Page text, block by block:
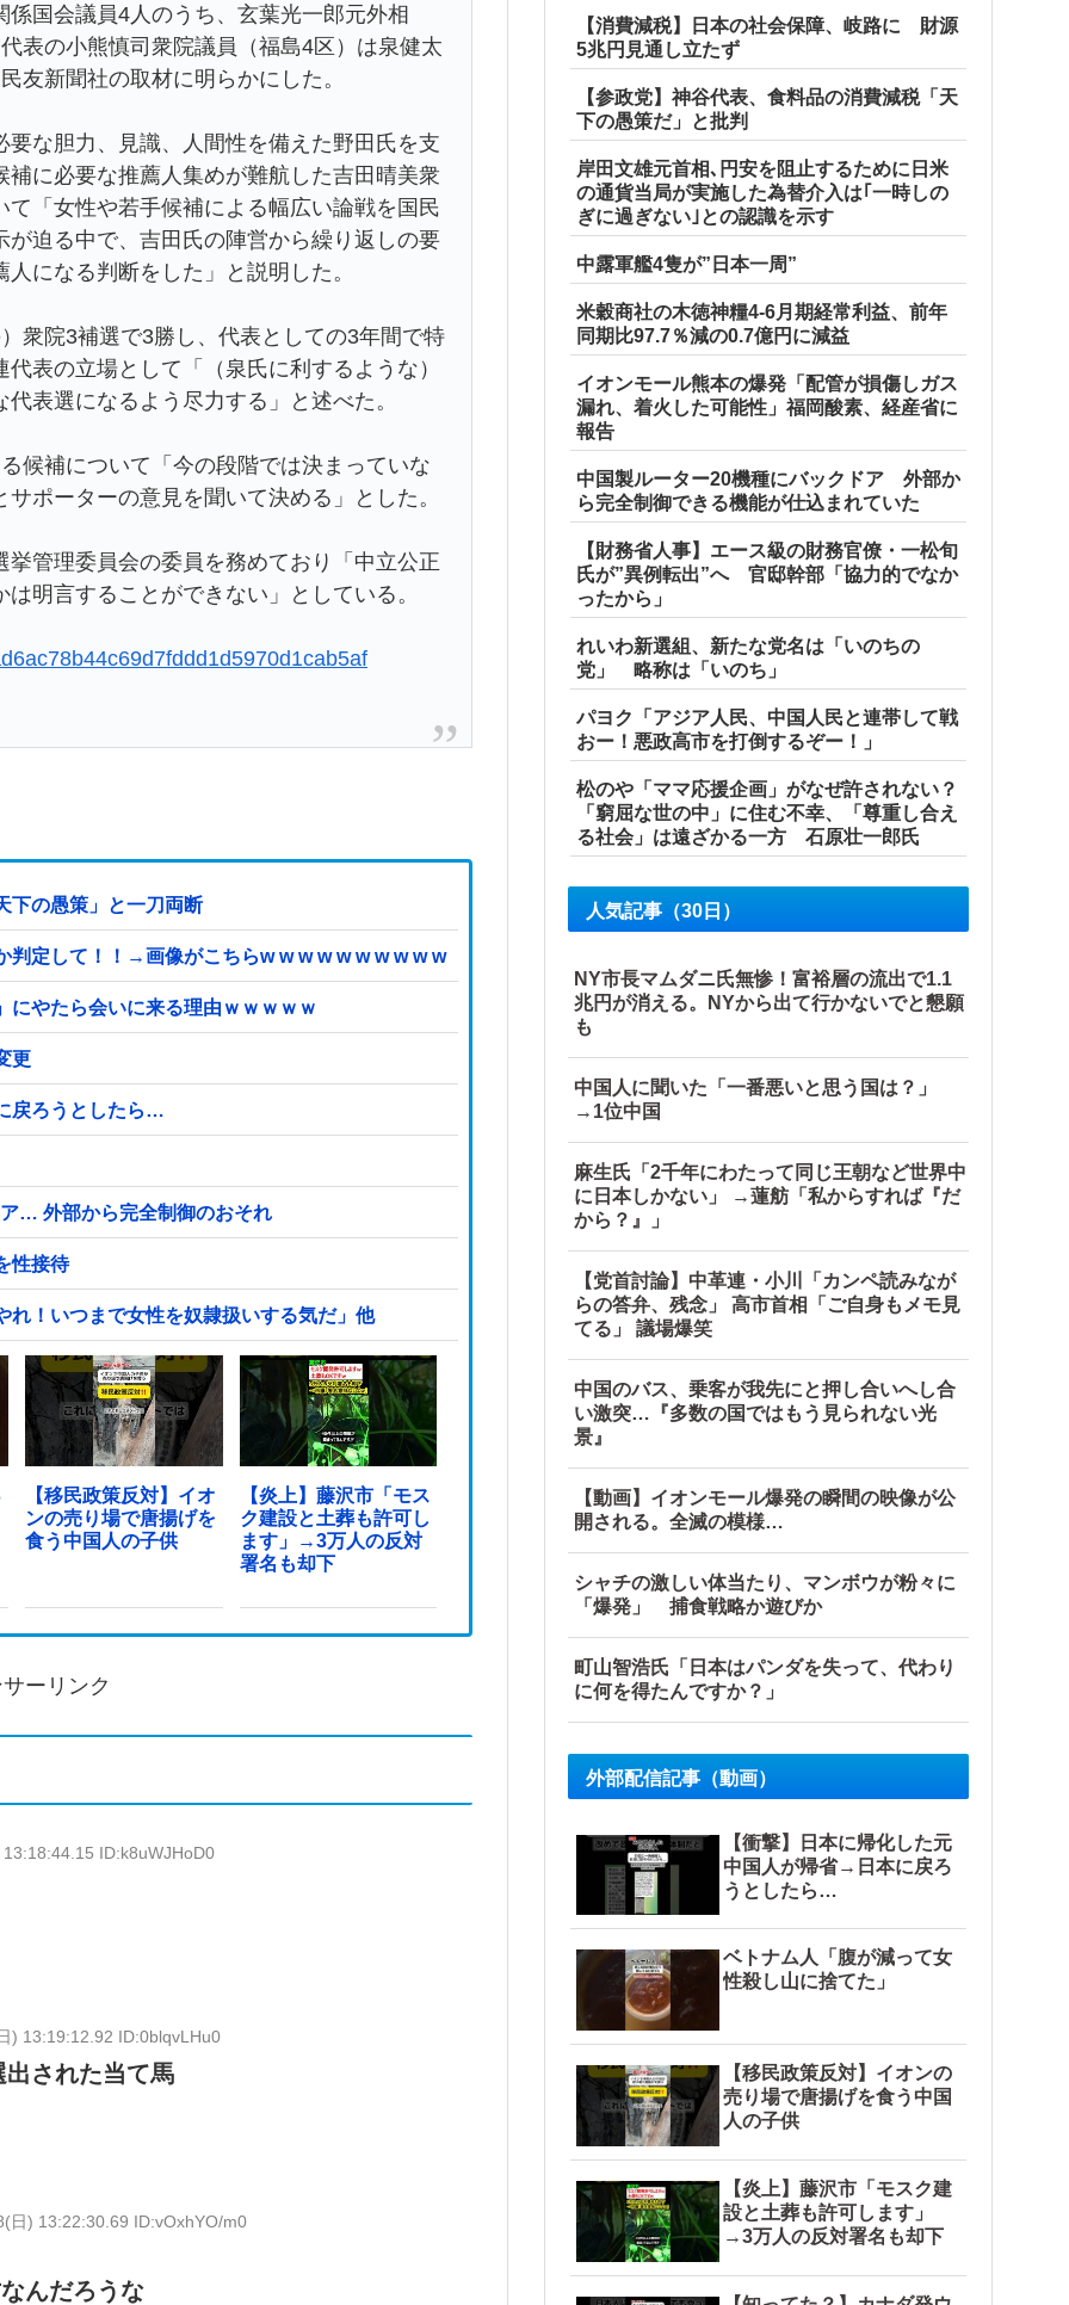
国会議員4人のうち、玄葉光一郎元外相
表の小熊慎司衆院議員（福島4区）は泉健太
友新聞社の取材に明らかにした。
な胆力、見識、人間性を備えた野田氏を支
に必要な推薦人集めが難航した吉田晴美衆
「女性や若手候補による幅広い論戦を国民
迫る中で、吉田氏の陣営から繰り返しの要
になる判断をした」と説明した。
院3補選で3勝し、代表としての3年間で特
表の立場として「（泉氏に利するような）
表選になるよう尽力する」と述べた。
補について「今の段階では決まっていな
ポーターの意見を聞いて決める」とした。
管理委員会の委員を務めており「中立公正
明言することができない」としている。
下の愚策」と一刀両断
判定して！！→画像がこちらw w w w w w w w w w
にやたら会いに来る理由ｗｗｗｗｗ
更
戻ろうとしたら…
… 外部から完全制御のおそれ
性接待
れ！いつまで女性を奴隷扱いする気だ」他
【移民政策反対】イオ
ンの売り場で唐揚げを
食う中国人の子供
【炎上】藤沢市「モス
ク建設と土葬も許可し
ます」→3万人の反対
署名も却下
ーリンク
ID:k8uWJHoD0
) 13:19:12.92 ID:0blqvLHu0
された当て馬
日) 13:22:30.69 ID:vOxhYO/m0
んだろうな
【消費減税】日本の社会保障、岐路に 財源
5兆円見通し立たず
【参政党】神谷代表、食料品の消費減税「天
下の愚策だ」と批判
岸田文雄元首相､円安を阻止するために日米
の通貨当局が実施した為替介入は｢一時しの
ぎに過ぎない｣との認識を示す
中露軍艦4隻が”日本一周”
米穀商社の木徳神糧4-6月期経常利益、前年
同期比97.7％減の0.7億円に減益
イオンモール熊本の爆発「配管が損傷しガス
漏れ、着火した可能性」福岡酸素、経産省に
報告
中国製ルーター20機種にバックドア 外部か
ら完全制御できる機能が仕込まれていた
【財務省人事】エース級の財務官僚・一松旬
氏が”異例転出”へ 官邸幹部「協力的でなか
ったから」
れいわ新選組、新たな党名は「いのちの
党」 略称は「いのち」
パヨク「アジア人民、中国人民と連帯して戦
おー！悪政高市を打倒するぞー！」
松のや「ママ応援企画」がなぜ許されない？
「窮屈な世の中」に住む不幸、「尊重し合え
る社会」は遠ざかる一方 石原壮一郎氏
人気記事（30日）
NY市長マムダニ氏無惨！富裕層の流出で1.1
兆円が消える。NYから出て行かないでと懇願
も
中国人に聞いた「一番悪いと思う国は？」
→1位中国
麻生氏「2千年にわたって同じ王朝など世界中
に日本しかない」 →蓮舫「私からすれば『だ
から？』」
【党首討論】中革連・小川「カンペ読みなが
らの答弁、残念」 高市首相「ご自身もメモ見
てる」 議場爆笑
中国のバス、乗客が我先にと押し合いへし合
い激突…『多数の国ではもう見られない光
景』
【動画】イオンモール爆発の瞬間の映像が公
開される。全滅の模様…
シャチの激しい体当たり、マンボウが粉々に
「爆発」 捕食戦略か遊びか
町山智浩氏「日本はパンダを失って、代わり
に何を得たんですか？」
外部配信記事（動画）
【衝撃】日本に帰化した元
中国人が帰省→日本に戻ろ
うとしたら…
ベトナム人「腹が減って女
性殺し山に捨てた」
【移民政策反対】イオンの
売り場で唐揚げを食う中国
人の子供
【炎上】藤沢市「モスク建
設と土葬も許可します」
→3万人の反対署名も却下